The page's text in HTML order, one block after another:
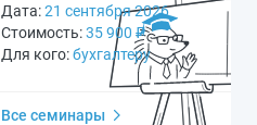
Дата:21 сентября 2026
Стоимость:35 900 ₽
Для кого:бухгалтеру
Все семинары